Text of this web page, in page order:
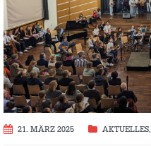
21. MÄRZ 2025 AKTUELLES,